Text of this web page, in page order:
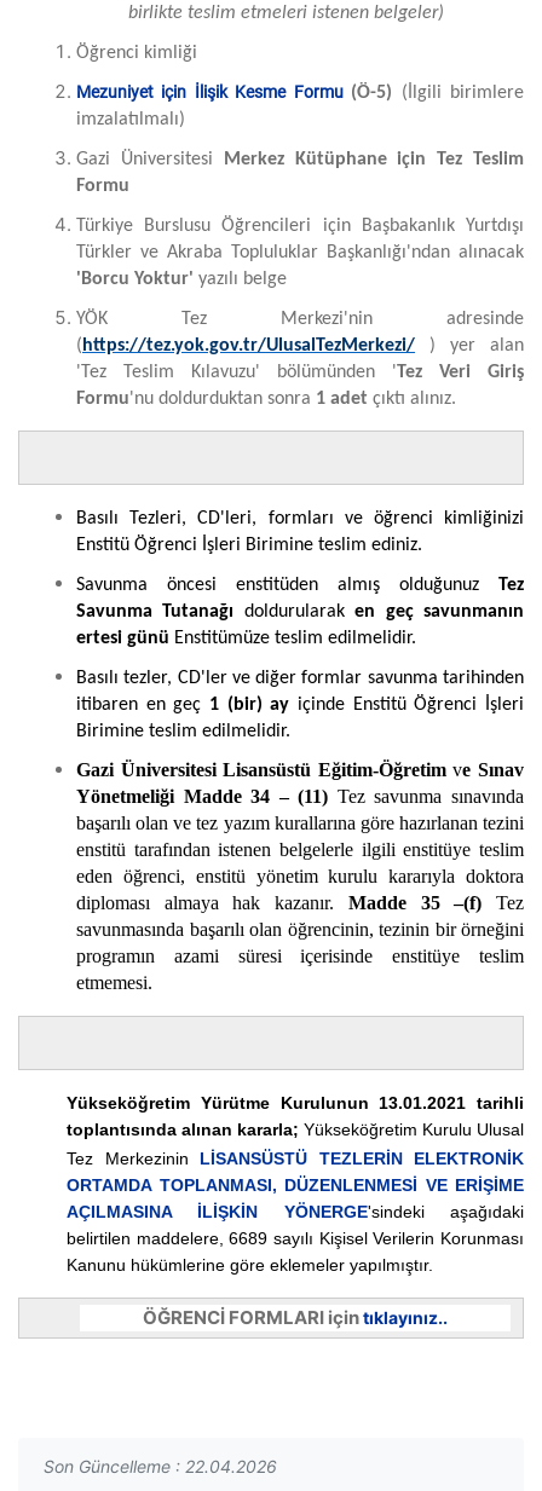
birlikte teslim etmeleri istenen belgeler)
Öğrenci kimliği
Mezuniyet için İlişik Kesme Formu (Ö-5) (İlgili birimlere
imzalatılmalı)
Gazi Üniversitesi
Merkez Kütüphane için Tez Teslim
Formu
Türkiye Burslusu Öğrencileri için Başbakanlık Yurtdışı
Türkler ve Akraba Topluluklar Başkanlığı'ndan alınacak
'Borcu Yoktur' yazılı belge
YÖK Tez Merkezi'nin adresinde
( https://tez.yok.gov.tr/UlusalTezMerkezi/
) yer alan
'Tez Teslim Kılavuzu' bölümünden 'Tez Veri Giriş
Formu'nu doldurduktan sonra 1 adet çıktı alınız.
Basılı Tezleri, CD'leri, formları ve öğrenci kimliğinizi
Enstitü Öğrenci İşleri Birimine teslim ediniz.
Savunma öncesi enstitüden almış olduğunuz Tez
Savunma Tutanağı doldurularaken geç savunmanın
ertesi günü Enstitümüze teslim edilmelidir.
Basılı tezler, CD'ler ve diğer formlar savunma tarihinden
itibaren en geç 1 (bir) ay içinde Enstitü Öğrenci İşleri
Birimine teslim edilmelidir.
Gazi Üniversitesi Lisansüstü Eğitim-Öğretimve Sınav
Yönetmeliği Madde 34 – (11) Tez savunma sınavında
başarılı olan ve tez yazım kurallarına göre hazırlanan tezini
enstitü tarafından istenen belgelerle ilgili enstitüye teslim
eden öğrenci, enstitü yönetim kurulu kararıyla doktora
diploması almaya hak kazanır.
Madde 35 –(f) Tez
savunmasında başarılı olan öğrencinin, tezinin bir örneğini
programın azami süresi içerisinde enstitüye teslim
etmemesi.
Yükseköğretim Yürütme Kurulunun 13.01.2021 tarihli
toplantısında alınan kararla; Yükseköğretim Kurulu Ulusal
Tez Merkezinin LİSANSÜSTÜ TEZLERİN ELEKTRONİK
ORTAMDA TOPLANMASI, DÜZENLENMESİ VE ERİŞİME
AÇILMASINA İLİŞKİN YÖNERGE'sindeki aşağıdaki
belirtilen maddelere, 6689 sayılı Kişisel Verilerin Korunması
Kanunu hükümlerine göre eklemeler yapılmıştır.
ÖĞRENCİ FORMLARI içintıklayınız..
Son Güncelleme : 22.04.2026